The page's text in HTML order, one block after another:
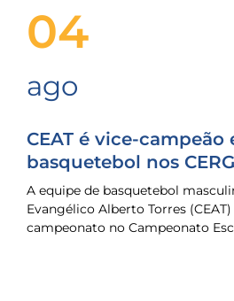
04
ago
CEAT é vice-campeão
basquetebol nos
A equipe de basquetebol
Evangélico Alberto Torres
campeonato no Campeonato